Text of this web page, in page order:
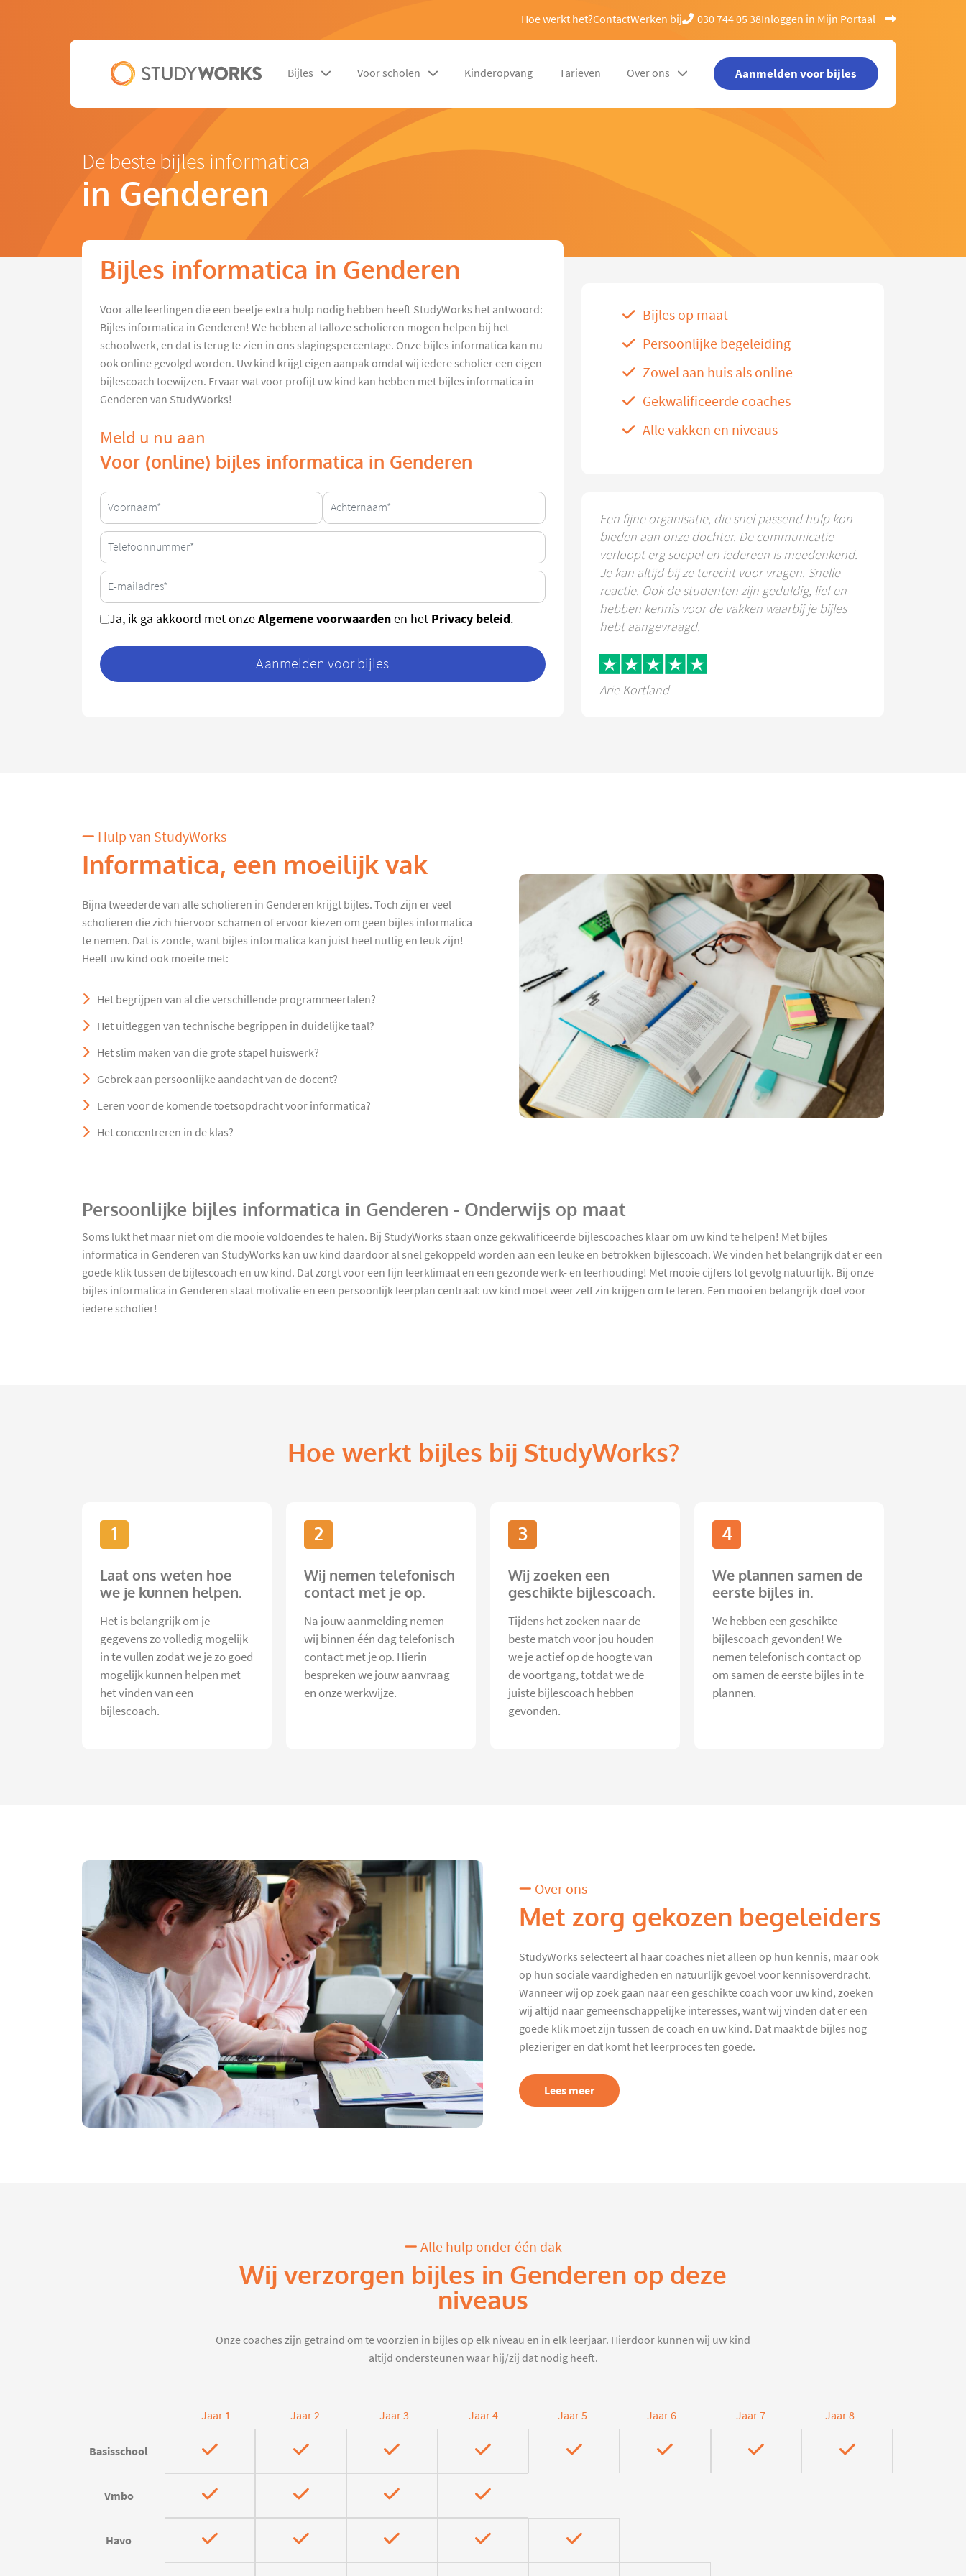
Hoe werkt het?ContactWerken bij 030 744 05 38Inloggen in Mijn Portaal
Bijles Voor scholen Kinderopvang Tarieven Over ons Aanmelden voor bijles
De beste bijles informatica
in Genderen
Bijles informatica in Genderen
Voor alle leerlingen die een beetje extra hulp nodig hebben heeft StudyWorks het antwoord:
Bijles informatica in Genderen! We hebben al talloze scholieren mogen helpen bij het
schoolwerk, en dat is terug te zien in ons slagingspercentage. Onze bijles informatica kan nu
ook online gevolgd worden. Uw kind krijgt eigen aanpak omdat wij iedere scholier een eigen
bijlescoach toewijzen. Ervaar wat voor profijt uw kind kan hebben met bijles informatica in
Genderen van StudyWorks!
Meld u nu aan
Voor (online) bijles informatica in Genderen
Ja, ik ga akkoord met onzeAlgemene voorwaardenen het Privacy beleid.
Aanmelden voor bijles
Bijles op maat
Persoonlijke begeleiding
Zowel aan huis als online
Gekwalificeerde coaches
Alle vakken en niveaus
Een fijne organisatie, die snel passend hulp kon
bieden aan onze dochter. De communicatie
verloopt erg soepel en iedereen is meedenkend.
Je kan altijd bij ze terecht voor vragen. Snelle
reactie. Ook de studenten zijn geduldig, lief en
hebben kennis voor de vakken waarbij je bijles
hebt aangevraagd.
Arie Kortland
Hulp van StudyWorks
Informatica, een moeilijk vak
Bijna tweederde van alle scholieren in Genderen krijgt bijles. Toch zijn er veel
scholieren die zich hiervoor schamen of ervoor kiezen om geen bijles informatica
te nemen. Dat is zonde, want bijles informatica kan juist heel nuttig en leuk zijn!
Heeft uw kind ook moeite met:
Het begrijpen van al die verschillende programmeertalen?
Het uitleggen van technische begrippen in duidelijke taal?
Het slim maken van die grote stapel huiswerk?
Gebrek aan persoonlijke aandacht van de docent?
Leren voor de komende toetsopdracht voor informatica?
Het concentreren in de klas?
Persoonlijke bijles informatica in Genderen - Onderwijs op maat
Soms lukt het maar niet om die mooie voldoendes te halen. Bij StudyWorks staan onze gekwalificeerde bijlescoaches klaar om uw kind te helpen! Met bijles
informatica in Genderen van StudyWorks kan uw kind daardoor al snel gekoppeld worden aan een leuke en betrokken bijlescoach. We vinden het belangrijk dat er een
goede klik tussen de bijlescoach en uw kind. Dat zorgt voor een fijn leerklimaat en een gezonde werk- en leerhouding! Met mooie cijfers tot gevolg natuurlijk. Bij onze
bijles informatica in Genderen staat motivatie en een persoonlijk leerplan centraal: uw kind moet weer zelf zin krijgen om te leren. Een mooi en belangrijk doel voor
iedere scholier!
Hoe werkt bijles bij StudyWorks?
1
Laat ons weten hoe
we je kunnen helpen.
Het is belangrijk om je
gegevens zo volledig mogelijk
in te vullen zodat we je zo goed
mogelijk kunnen helpen met
het vinden van een
bijlescoach.
2
Wij nemen telefonisch
contact met je op.
Na jouw aanmelding nemen
wij binnen één dag telefonisch
contact met je op. Hierin
bespreken we jouw aanvraag
en onze werkwijze.
3
Wij zoeken een
geschikte bijlescoach.
Tijdens het zoeken naar de
beste match voor jou houden
we je actief op de hoogte van
de voortgang, totdat we de
juiste bijlescoach hebben
gevonden.
4
We plannen samen de
eerste bijles in.
We hebben een geschikte
bijlescoach gevonden! We
nemen telefonisch contact op
om samen de eerste bijles in te
plannen.
Over ons
Met zorg gekozen begeleiders
StudyWorks selecteert al haar coaches niet alleen op hun kennis, maar ook
op hun sociale vaardigheden en natuurlijk gevoel voor kennisoverdracht.
Wanneer wij op zoek gaan naar een geschikte coach voor uw kind, zoeken
wij altijd naar gemeenschappelijke interesses, want wij vinden dat er een
goede klik moet zijn tussen de coach en uw kind. Dat maakt de bijles nog
plezieriger en dat komt het leerproces ten goede.
Lees meer
Alle hulp onder één dak
Wij verzorgen bijles in Genderen op deze
niveaus
Onze coaches zijn getraind om te voorzien in bijles op elk niveau en in elk leerjaar. Hierdoor kunnen wij uw kind
altijd ondersteunen waar hij/zij dat nodig heeft.
Jaar 1 Jaar 2 Jaar 3 Jaar 4 Jaar 5 Jaar 6 Jaar 7 Jaar 8
Basisschool
Vmbo
Havo